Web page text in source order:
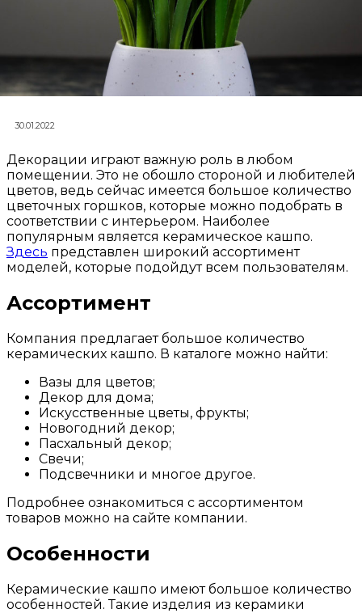
30.01.2022
Декорации играют важную роль в любом
помещении. Это не обошло стороной и любителей
цветов, ведь сейчас имеется большое количество
цветочных горшков, которые можно подобрать в
соответствии с интерьером. Наиболее
популярным является керамическое кашпо.
Здесь представлен широкий ассортимент
моделей, которые подойдут всем пользователям.
Ассортимент
Компания предлагает большое количество
керамических кашпо. В каталоге можно найти:
Вазы для цветов;
Декор для дома;
Искусственные цветы, фрукты;
Новогодний декор;
Пасхальный декор;
Свечи;
Подсвечники и многое другое.
Подробнее ознакомиться с ассортиментом
товаров можно на сайте компании.
Особенности
Керамические кашпо имеют большое количество
особенностей. Такие изделия из керамики